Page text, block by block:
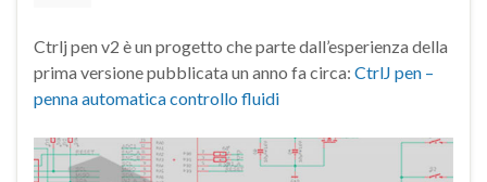
Ctrlj pen v2 è un progetto che parte dall’esperienza della
prima versione pubblicata un anno fa circa: CtrlJ pen –
penna automatica controllo fluidi